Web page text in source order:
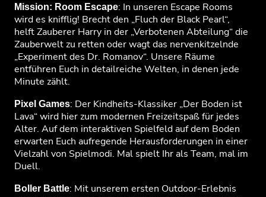
Mission: Room Escape: In unseren Escape Rooms
wird es knifflig! Brecht den „Fluch der Black Pearl“,
helft Zauberer Harry in der „Verbotenen Abteilung“ die
Zauberwelt zu retten oder wagt das nervenkitzelnde
„Experiment des Dr. Romanov“. Unsere Räume
entführen Euch in detailreiche Welten, in denen jede
Minute zählt.
Pixel Games: Der Kindheits-Klassiker „Der Boden ist
Lava“ wird hier zum modernen Freizeitspaß für jedes
Alter. Auf dem interaktiven Spielfeld auf dem Boden
erwarten Euch aufregende Herausforderungen in einer
Vielzahl von Spielmodi. Mal spielt Ihr als Team, mal im
Duell.
Boller Battle: Mit unserem ersten Outdoor-Erlebnis